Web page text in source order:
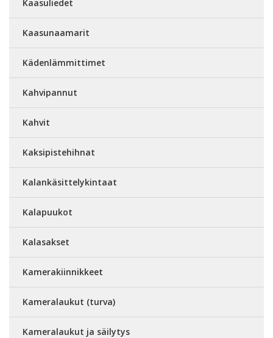
Kaasuliedet
Kaasunaamarit
Kädenlämmittimet
Kahvipannut
Kahvit
Kaksipistehihnat
Kalankäsittelykintaat
Kalapuukot
Kalasakset
Kamerakiinnikkeet
Kameralaukut (turva)
Kameralaukut ja säilytys